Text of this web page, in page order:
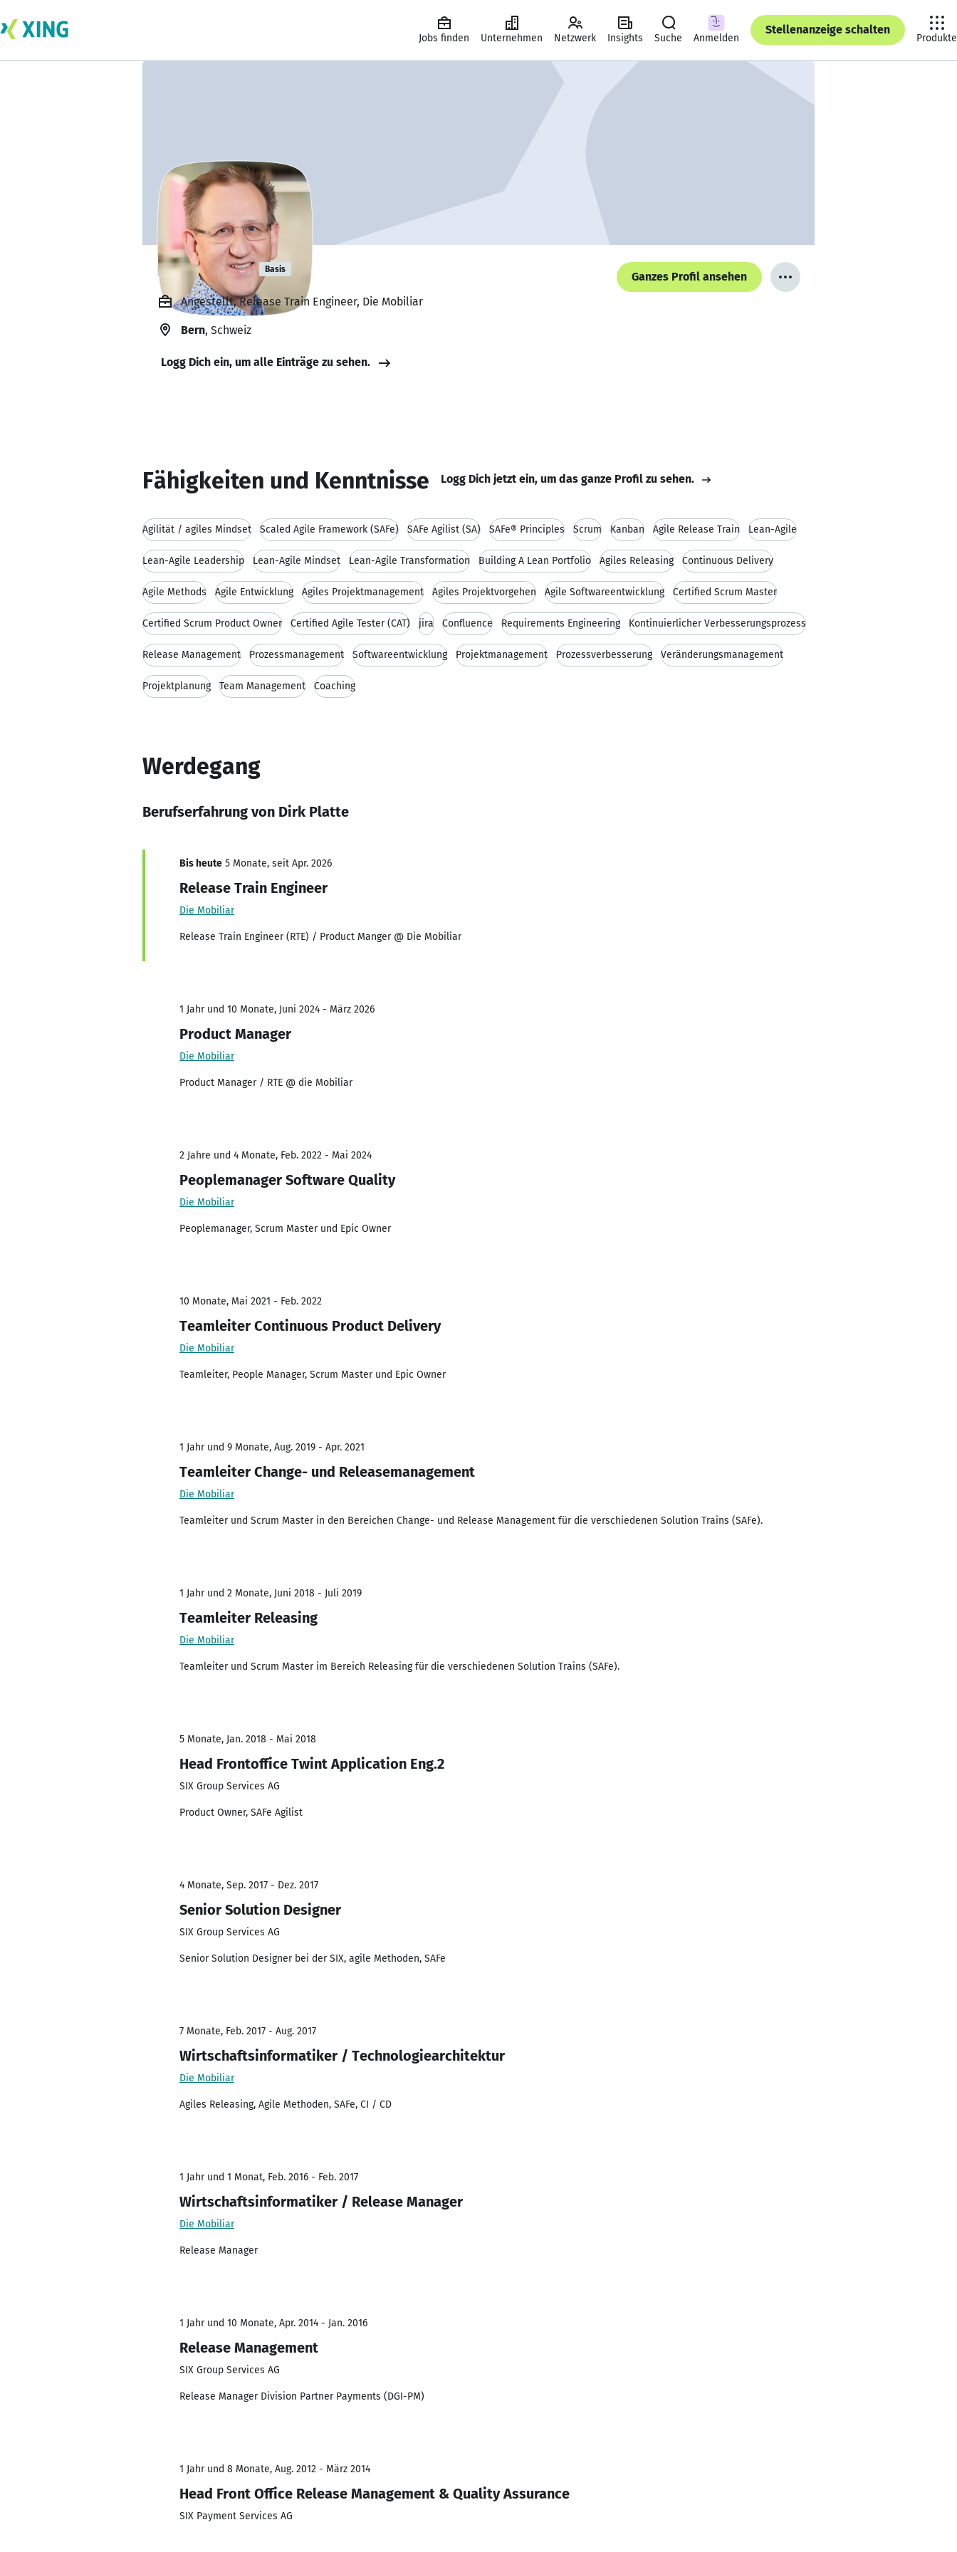
Jobs finden Unternehmen Netzwerk Insights Suche Anmelden
Stellenanzeige schalten
Produkte
Dirk Platte Basis
Ganzes Profil ansehen
Angestellt, Release Train Engineer, Die Mobiliar
Bern, Schweiz
Logg Dich ein, um alle Einträge zu sehen.
Fähigkeiten und Kenntnisse Logg Dich jetzt ein, um das ganze Profil zu sehen.
Agilität / agiles Mindset Scaled Agile Framework (SAFe) SAFe Agilist (SA) SAFe® Principles Scrum Kanban Agile Release Train Lean-Agile
Lean-Agile Leadership Lean-Agile Mindset Lean-Agile Transformation Building A Lean Portfolio Agiles Releasing Continuous Delivery
Agile Methods Agile Entwicklung Agiles Projektmanagement Agiles Projektvorgehen Agile Softwareentwicklung Certified Scrum Master
Certified Scrum Product Owner Certified Agile Tester (CAT) jira Confluence Requirements Engineering Kontinuierlicher Verbesserungsprozess
Release Management Prozessmanagement Softwareentwicklung Projektmanagement Prozessverbesserung Veränderungsmanagement
Projektplanung Team Management Coaching
Werdegang
Berufserfahrung von Dirk Platte
Bis heute 5 Monate, seit Apr. 2026
Release Train Engineer
Die Mobiliar
Release Train Engineer (RTE) / Product Manger @ Die Mobiliar
1 Jahr und 10 Monate, Juni 2024 - März 2026
Product Manager
Die Mobiliar
Product Manager / RTE @ die Mobiliar
2 Jahre und 4 Monate, Feb. 2022 - Mai 2024
Peoplemanager Software Quality
Die Mobiliar
Peoplemanager, Scrum Master und Epic Owner
10 Monate, Mai 2021 - Feb. 2022
Teamleiter Continuous Product Delivery
Die Mobiliar
Teamleiter, People Manager, Scrum Master und Epic Owner
1 Jahr und 9 Monate, Aug. 2019 - Apr. 2021
Teamleiter Change- und Releasemanagement
Die Mobiliar
Teamleiter und Scrum Master in den Bereichen Change- und Release Management für die verschiedenen Solution Trains (SAFe).
1 Jahr und 2 Monate, Juni 2018 - Juli 2019
Teamleiter Releasing
Die Mobiliar
Teamleiter und Scrum Master im Bereich Releasing für die verschiedenen Solution Trains (SAFe).
5 Monate, Jan. 2018 - Mai 2018
Head Frontoffice Twint Application Eng.2
SIX Group Services AG
Product Owner, SAFe Agilist
4 Monate, Sep. 2017 - Dez. 2017
Senior Solution Designer
SIX Group Services AG
Senior Solution Designer bei der SIX, agile Methoden, SAFe
7 Monate, Feb. 2017 - Aug. 2017
Wirtschaftsinformatiker / Technologiearchitektur
Die Mobiliar
Agiles Releasing, Agile Methoden, SAFe, CI / CD
1 Jahr und 1 Monat, Feb. 2016 - Feb. 2017
Wirtschaftsinformatiker / Release Manager
Die Mobiliar
Release Manager
1 Jahr und 10 Monate, Apr. 2014 - Jan. 2016
Release Management
SIX Group Services AG
Release Manager Division Partner Payments (DGI-PM)
1 Jahr und 8 Monate, Aug. 2012 - März 2014
Head Front Office Release Management & Quality Assurance
SIX Payment Services AG